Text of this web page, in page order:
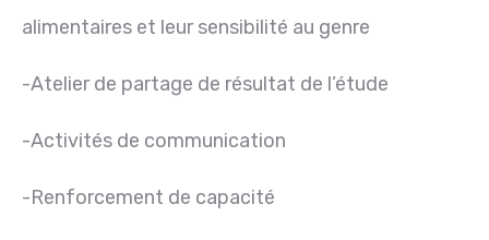
alimentaires et leur sensibilité au genre
-Atelier de partage de résultat de l’étude
-Activités de communication
-Renforcement de capacité